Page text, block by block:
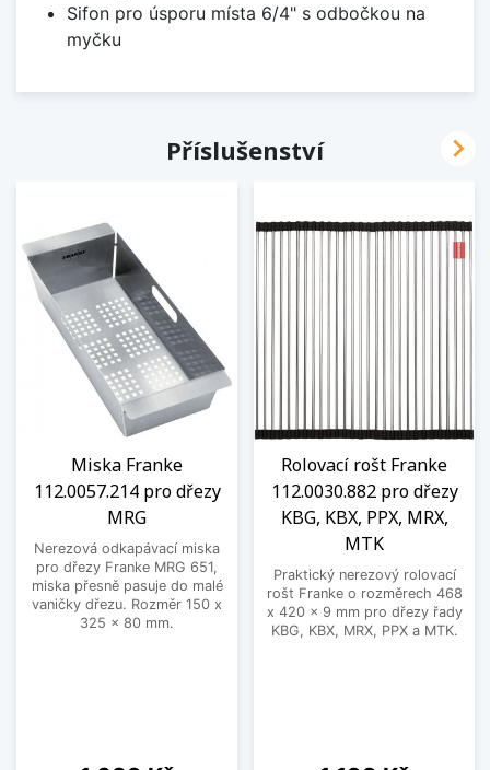
Sifon pro úsporu místa 6/4" s odbočkou na
myčku
Příslušenství
Miska Franke
112.0057.214 pro dřezy
MRG
Nerezová odkapávací miska
pro dřezy Franke MRG 651,
miska přesně pasuje do malé
vaničky dřezu. Rozměr 150 x
325 x 80 mm.
Rolovací rošt Franke
112.0030.882 pro dřezy
KBG, KBX, PPX, MRX,
MTK
Praktický nerezový rolovací
rošt Franke o rozměrech 468
x 420 x 9 mm pro dřezy řady
KBG, KBX, MRX, PPX a MTK.
